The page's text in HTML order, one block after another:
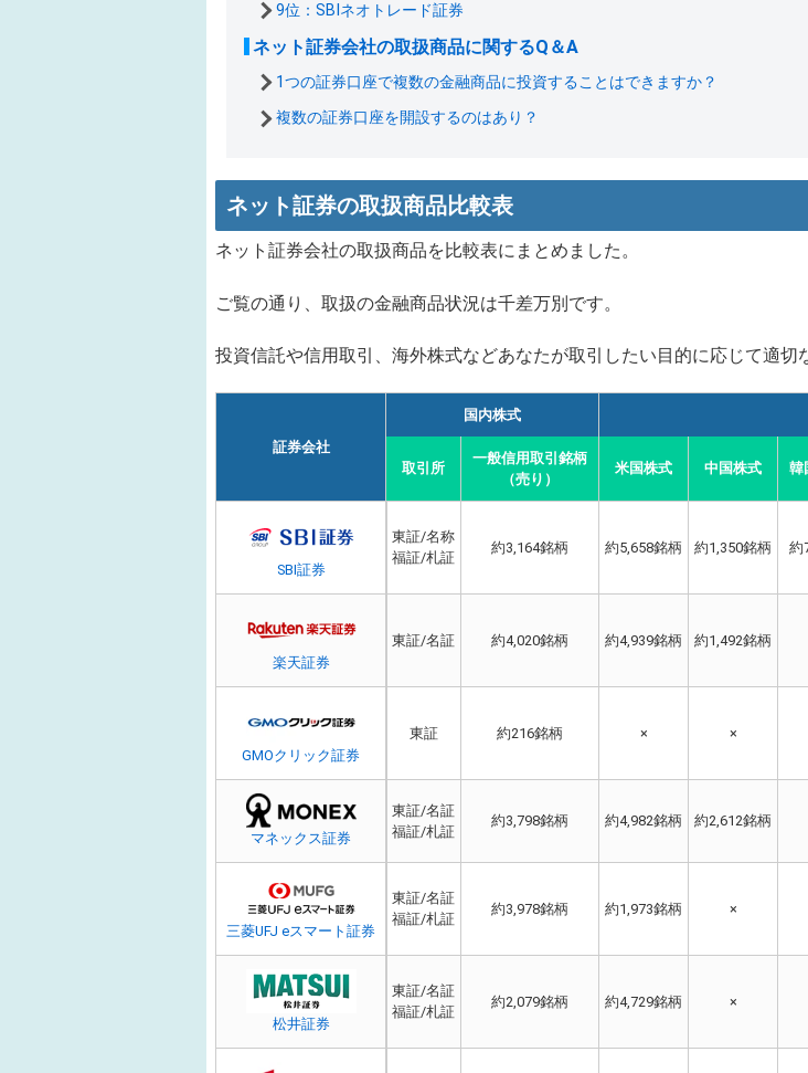
9位：SBIネオトレード証券
ネット証券会社の取扱商品に関するQ＆A
1つの証券口座で複数の金融商品に投資することはできますか？
複数の証券口座を開設するのはあり？
ネット証券の取扱商品比較表
ネット証券会社の取扱商品を比較表にまとめました。
ご覧の通り、取扱の金融商品状況は千差万別です。
投資信託や信用取引、海外株式などあなたが取引したい目的に応じて適切
証券会社
国内株式
取引所
一般信用取引銘柄
（売り）
米国株式 中国株式 韓
SBI証券
東証/名称
福証/札証
約3,164銘柄 約5,658銘柄 約1,350銘柄 約
楽天証券
東証/名証 約4,020銘柄 約4,939銘柄 約1,492銘柄
GMOクリック証券
東証 約216銘柄 × ×
マネックス証券
東証/名証
福証/札証
約3,798銘柄 約4,982銘柄 約2,612銘柄
三菱UFJ eスマート証券
東証/名証
福証/札証
約3,978銘柄 約1,973銘柄 ×
松井証券
東証/名証
福証/札証
約2,079銘柄 約4,729銘柄 ×